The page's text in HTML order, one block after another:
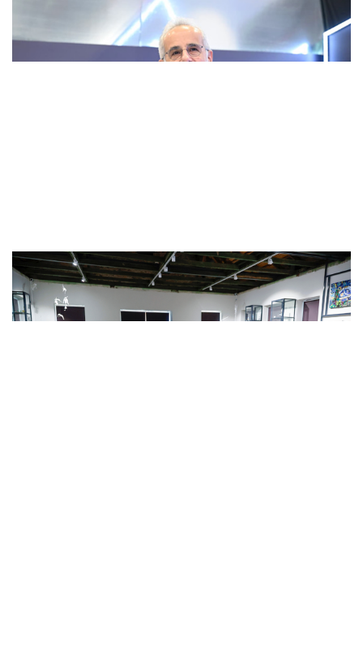
Uraloğlu: Kahramanlarımızı rahmet, ..
BM’den Antalya’nın Isı Eylem Planı’..